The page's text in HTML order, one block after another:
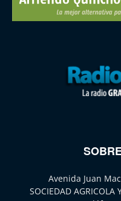
Avenida Juan
SOCIEDAD AGRICOLA